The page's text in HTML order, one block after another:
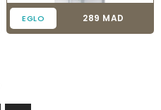
EGLO Prix
289 MAD